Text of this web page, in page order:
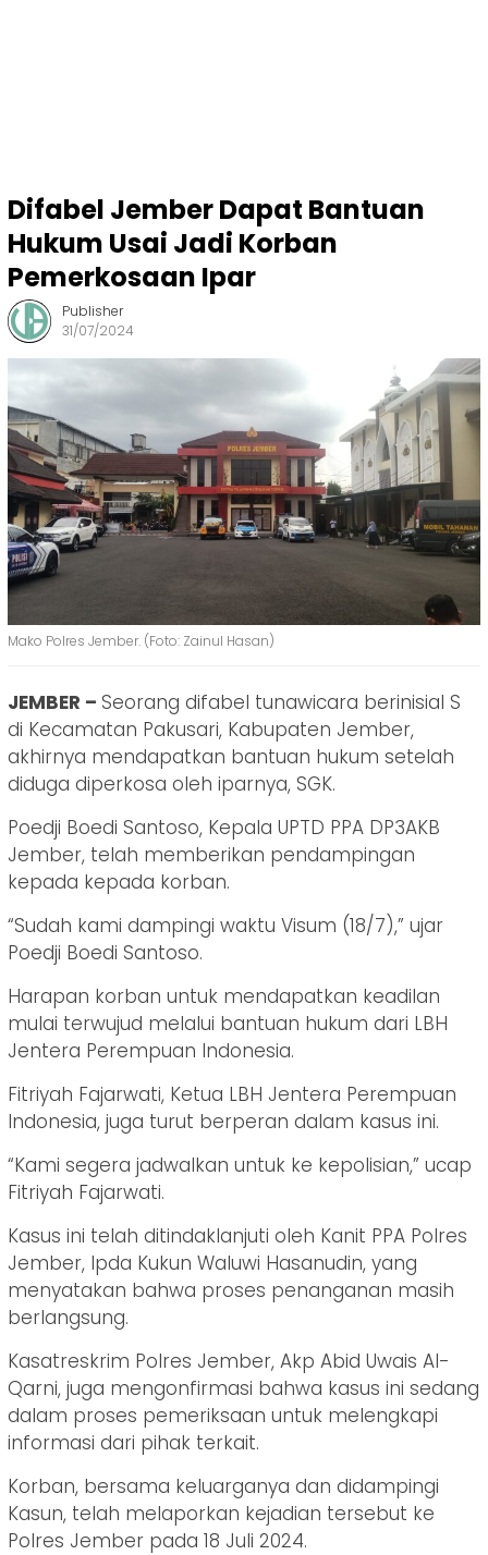
Difabel Jember Dapat Bantuan
Hukum Usai Jadi Korban
Pemerkosaan Ipar
Publisher
31/07/2024
Mako Polres Jember. (Foto: Zainul Hasan)
JEMBER – Seorang difabel tunawicara berinisial S
di Kecamatan Pakusari, Kabupaten Jember,
akhirnya mendapatkan bantuan hukum setelah
diduga diperkosa oleh iparnya, SGK.
Poedji Boedi Santoso, Kepala UPTD PPA DP3AKB
Jember, telah memberikan pendampingan
kepada kepada korban.
“Sudah kami dampingi waktu Visum (18/7),” ujar
Poedji Boedi Santoso.
Harapan korban untuk mendapatkan keadilan
mulai terwujud melalui bantuan hukum dari LBH
Jentera Perempuan Indonesia.
Fitriyah Fajarwati, Ketua LBH Jentera Perempuan
Indonesia, juga turut berperan dalam kasus ini.
“Kami segera jadwalkan untuk ke kepolisian,” ucap
Fitriyah Fajarwati.
Kasus ini telah ditindaklanjuti oleh Kanit PPA Polres
Jember, Ipda Kukun Waluwi Hasanudin, yang
menyatakan bahwa proses penanganan masih
berlangsung.
Kasatreskrim Polres Jember, Akp Abid Uwais Al-
Qarni, juga mengonfirmasi bahwa kasus ini sedang
dalam proses pemeriksaan untuk melengkapi
informasi dari pihak terkait.
Korban, bersama keluarganya dan didampingi
Kasun, telah melaporkan kejadian tersebut ke
Polres Jember pada 18 Juli 2024.